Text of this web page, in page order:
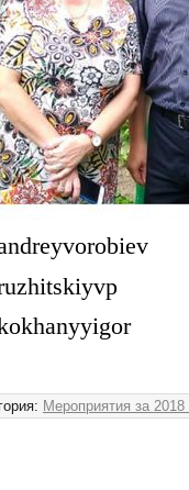
: Мероприятия за 2018